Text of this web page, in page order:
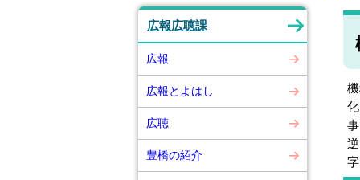
広報広聴課
広報
広報とよはし
広聴
豊橋の紹介